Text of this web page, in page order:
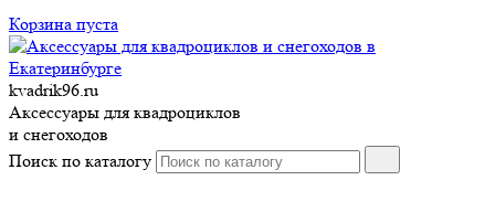
Корзина пуста
kvadrik96.ru
Аксессуары для квадроциклов
и снегоходов
Поиск по каталогу